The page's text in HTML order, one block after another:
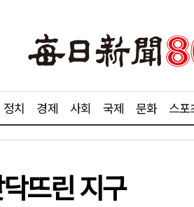
정치 경제 사회 국제 문화 스포
뜨린 지구